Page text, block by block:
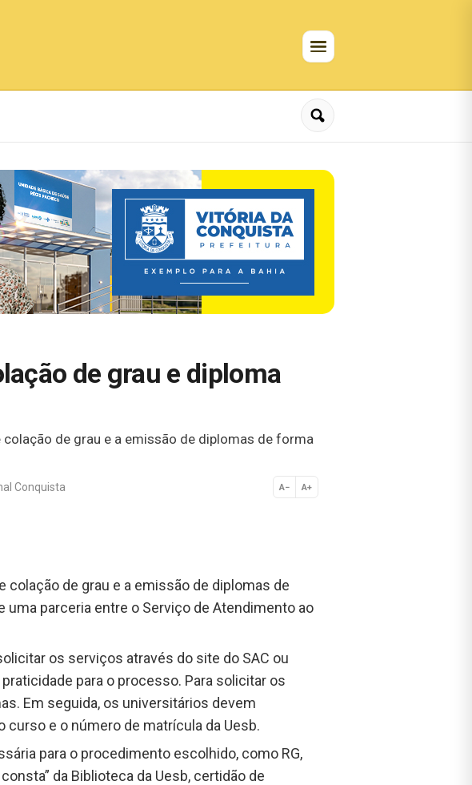
de grau e diploma
de grau e a emissão de diplomas de forma
Conquista A− A+
Normal
colação de grau e a emissão de diplomas de
parceria entre o Serviço de Atendimento ao
os serviços através do site do SAC ou
para o processo. Para solicitar os
Em seguida, os universitários devem
curso e o número de matrícula da Uesb.
para o procedimento escolhido, como RG,
da Biblioteca da Uesb, certidão de